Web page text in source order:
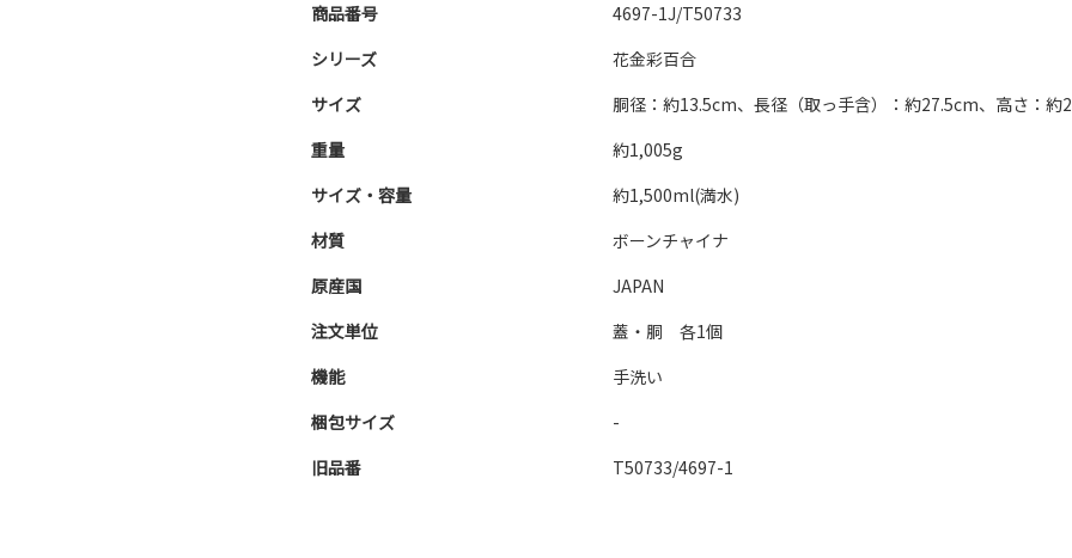
商品番号
4697-1J/T50733
シリーズ
花金彩百合
サイズ
胴径：約13.5cm、長径（取っ手含）：約27.5cm、高さ：約
重量
約1,005g
サイズ・容量
約1,500ml(満水)
材質
ボーンチャイナ
原産国
JAPAN
注文単位
蓋・胴 各1個
機能
手洗い
梱包サイズ
-
旧品番
T50733/4697-1